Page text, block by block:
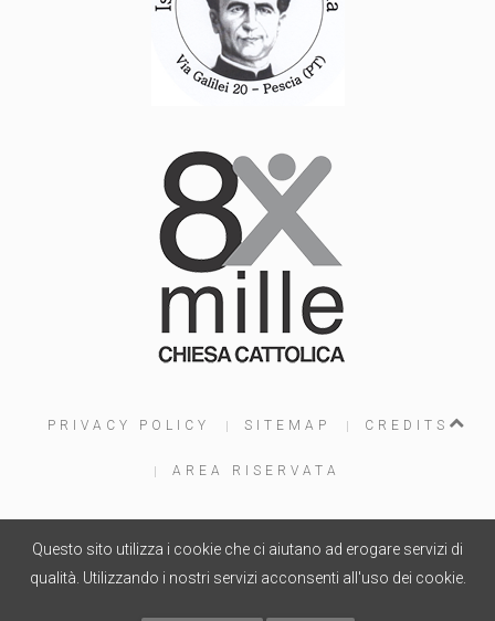
Questo sito utilizza i cookie che ci aiutano ad erogare servizi di
qualità. Utilizzando i nostri servizi acconsenti all'uso dei cookie.
PRIVACY POLICY SITEMAP CREDITS
AREA RISERVATA
PROGETTO WEB WOOLA.IT - COPYRIGHT © 2015